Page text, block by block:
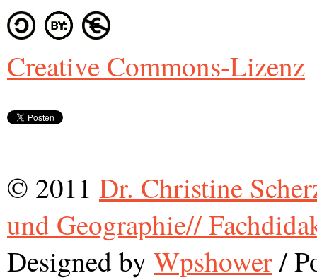
Creative Commons-Lizenz
© 2011 Dr. Christine
und Geographie//
Designed by Wpshower/